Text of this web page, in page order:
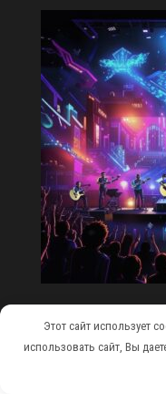
Сайт работает на
Этот сайт использует
использовать сайт, Вы